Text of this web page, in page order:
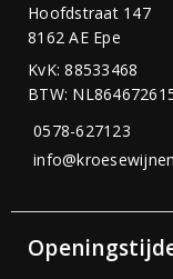
Hoofdstraat 147
8162 AE Epe
KvK: 88533468
BTW:
0578-627123